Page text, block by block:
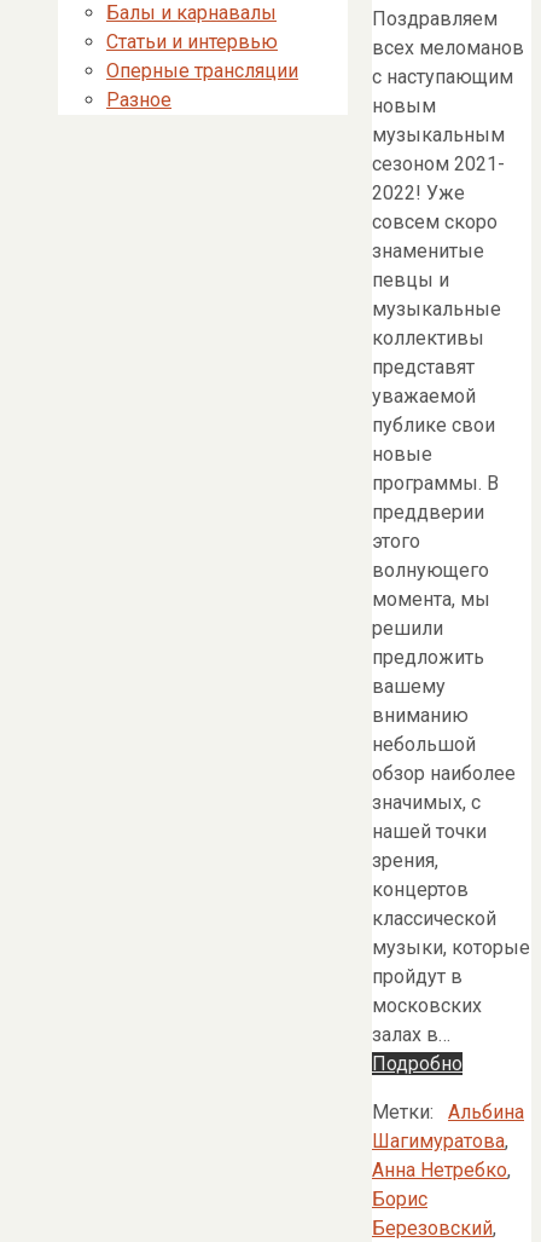
Поздравляем
всех меломанов
с наступающим
новым
музыкальным
сезоном 2021-
2022! Уже
совсем скоро
знаменитые
певцы и
музыкальные
коллективы
представят
уважаемой
публике свои
новые
программы. В
преддверии
этого
волнующего
момента, мы
решили
предложить
вашему
вниманию
небольшой
обзор наиболее
значимых, с
нашей точки
зрения,
концертов
классической
музыки, которые
пройдут в
московских
залах в…
Подробно
Метки:
Альбина
Шагимуратова,
Анна Нетребко,
Борис
Березовский,
Балы и карнавалы
Статьи и интервью
Оперные трансляции
Разное